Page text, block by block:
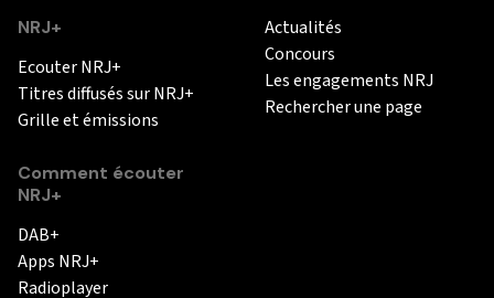
NRJ+
Ecouter NRJ+
Titres diffusés sur NRJ+
Grille et émissions
Comment écouter
NRJ+
DAB+
Apps NRJ+
Radioplayer
Actualités
Concours
Les engagements NRJ
Rechercher une page